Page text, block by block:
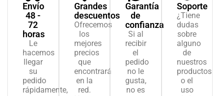
Envío
48 -
72
horas
Le
hacemos
llegar
su
pedido
rápidamente,
Grandes
descuentos
Ofrecemos
los
mejores
precios
que
encontrará
en la
red.
Garantía
de
confianza
Si al
recibir
el
pedido
no le
gusta,
no es
Soporte
¿Tiene
dudas
sobre
alguno
de
nuestros
productos
o el
uso